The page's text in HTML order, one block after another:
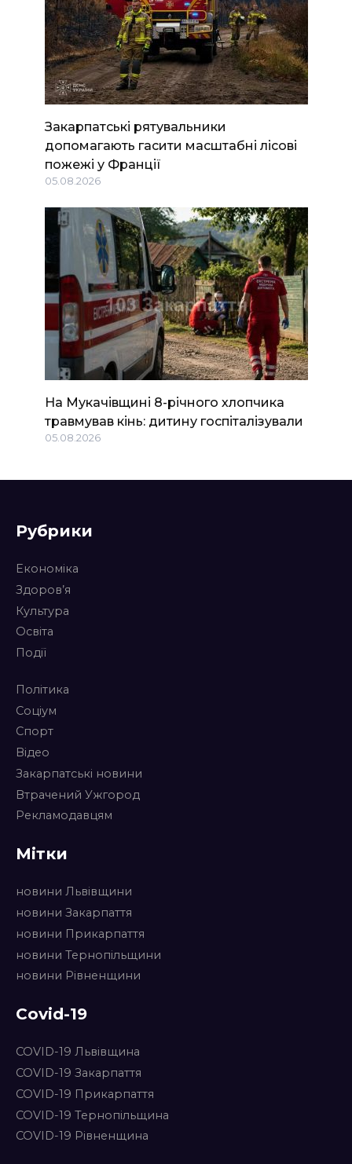
Закарпатські рятувальники
допомагають гасити масштабні лісові
пожежі у Франції
05.08.2026
На Мукачівщині 8-річного хлопчика
травмував кінь: дитину госпіталізували
05.08.2026
Рубрики
Економіка
Здоров’я
Культура
Освіта
Події
Політика
Соціум
Спорт
Відео
Закарпатські новини
Втрачений Ужгород
Рекламодавцям
Мітки
новини Львівщини
новини Закарпаття
новини Прикарпаття
новини Тернопільщини
новини Рівненщини
Covid-19
COVID-19 Львівщина
COVID-19 Закарпаття
COVID-19 Прикарпаття
COVID-19 Тернопільщина
COVID-19 Рівненщина